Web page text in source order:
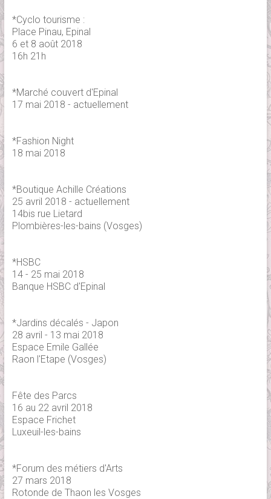
*Cyclo tourisme :
Place Pinau, Epinal
6 et 8 août 2018
16h 21h
*Marché couvert d'Epinal
17 mai 2018 - actuellement
*Fashion Night
18 mai 2018
*Boutique Achille Créations
25 avril 2018 - actuellement
14bis rue Lietard
Plombières-les-bains (Vosges)
*HSBC
14 - 25 mai 2018
Banque HSBC d'Epinal
*Jardins décalés - Japon
28 avril - 13 mai 2018
Espace Emile Gallée
Raon l'Etape (Vosges)
Fête des Parcs
16 au 22 avril 2018
Espace Frichet
Luxeuil-les-bains
*Forum des métiers d'Arts
27 mars 2018
Rotonde de Thaon les Vosges